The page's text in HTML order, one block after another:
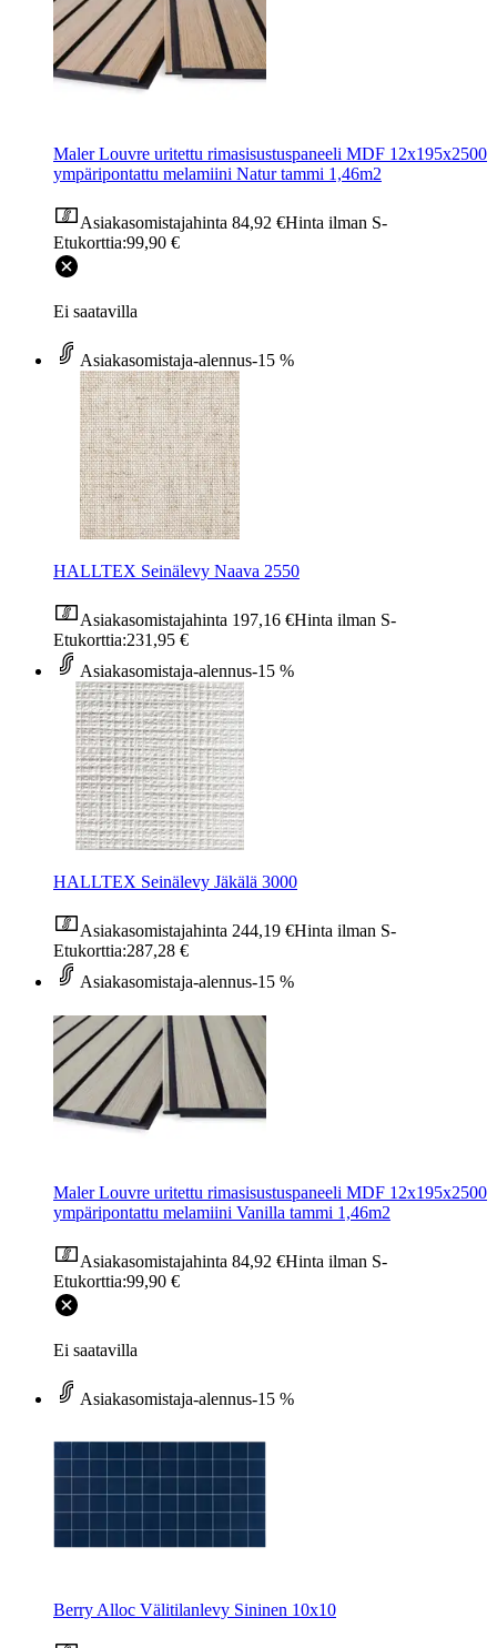
Maler Louvre uritettu rimasisustuspaneeli MDF 12x195x2500
ympäripontattu melamiini Natur tammi 1,46m2
Asiakasomistajahinta 84,92 €Hinta ilman S-
Etukorttia:99,90 €
Ei saatavilla
Asiakasomistaja-alennus-15 %
HALLTEX Seinälevy Naava 2550
Asiakasomistajahinta 197,16 €Hinta ilman S-
Etukorttia:231,95 €
Asiakasomistaja-alennus-15 %
HALLTEX Seinälevy Jäkälä 3000
Asiakasomistajahinta 244,19 €Hinta ilman S-
Etukorttia:287,28 €
Asiakasomistaja-alennus-15 %
Maler Louvre uritettu rimasisustuspaneeli MDF 12x195x2500
ympäripontattu melamiini Vanilla tammi 1,46m2
Asiakasomistajahinta 84,92 €Hinta ilman S-
Etukorttia:99,90 €
Ei saatavilla
Asiakasomistaja-alennus-15 %
Berry Alloc Välitilanlevy Sininen 10x10